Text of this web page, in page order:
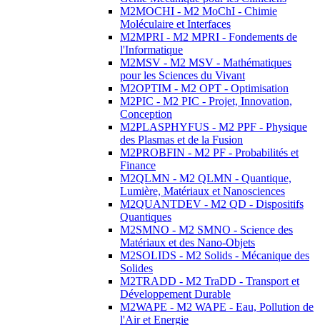
M2MOCHI - M2 MoChI - Chimie
Moléculaire et Interfaces
M2MPRI - M2 MPRI - Fondements de
l'Informatique
M2MSV - M2 MSV - Mathématiques
pour les Sciences du Vivant
M2OPTIM - M2 OPT - Optimisation
M2PIC - M2 PIC - Projet, Innovation,
Conception
M2PLASPHYFUS - M2 PPF - Physique
des Plasmas et de la Fusion
M2PROBFIN - M2 PF - Probabilités et
Finance
M2QLMN - M2 QLMN - Quantique,
Lumière, Matériaux et Nanosciences
M2QUANTDEV - M2 QD - Dispositifs
Quantiques
M2SMNO - M2 SMNO - Science des
Matériaux et des Nano-Objets
M2SOLIDS - M2 Solids - Mécanique des
Solides
M2TRADD - M2 TraDD - Transport et
Développement Durable
M2WAPE - M2 WAPE - Eau, Pollution de
l'Air et Energie